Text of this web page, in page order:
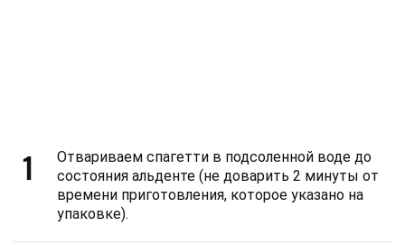
1
Отвариваем спагетти в подсоленной воде до
состояния альденте (не доварить 2 минуты от
времени приготовления, которое указано на
упаковке).